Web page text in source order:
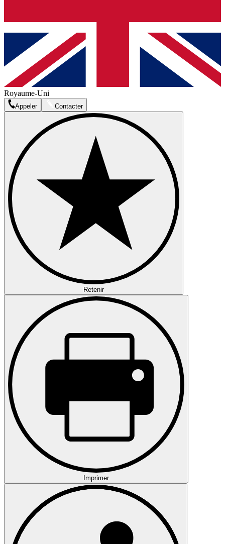
Royaume-Uni
Appeler Contacter
Retenir
Imprimer